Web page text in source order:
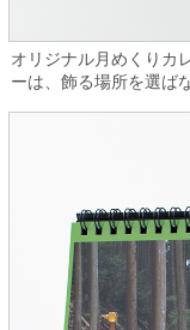
オリジナル月めくりカ
ーは、飾る場所を選ば